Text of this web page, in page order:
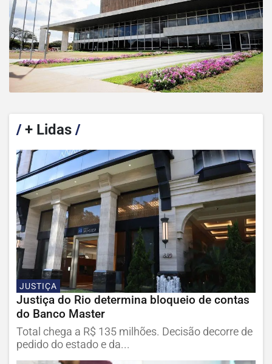
/+ Lidas /
JUSTIÇA
Justiça do Rio determina bloqueio de contas
do Banco Master
Total chega a R$ 135 milhões. Decisão decorre de
pedido do estado e da...